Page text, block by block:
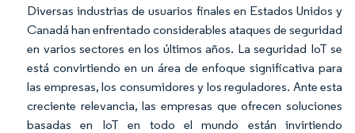
Diversas industrias de usuarios finales en Estados Unidos y
Canadá han enfrentado considerables ataques de seguridad
en varios sectores en los últimos años. La seguridad IoT se
está convirtiendo en un área de enfoque significativa para
las empresas, los consumidores y los reguladores. Ante esta
creciente relevancia, las empresas que ofrecen soluciones
basadas en IoT en todo el mundo están invirtiendo